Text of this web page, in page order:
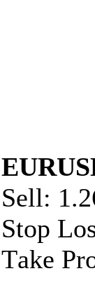
Sell:
Stop
Тake